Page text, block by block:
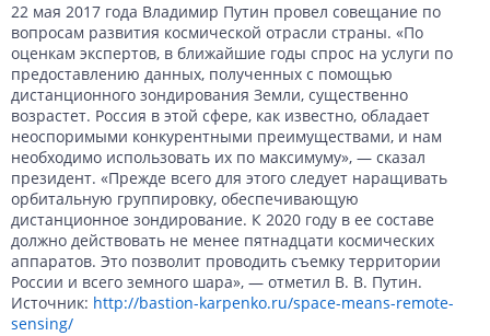
22 мая 2017 года Владимир Путин провел совещание по
вопросам развития космической отрасли страны. «По
оценкам экспертов, в ближайшие годы спрос на услуги по
предоставлению данных, полученных с помощью
дистанционного зондирования Земли, существенно
возрастет. Россия в этой сфере, как известно, обладает
неоспоримыми конкурентными преимуществами, и нам
необходимо использовать их по максимуму», — сказал
президент. «Прежде всего для этого следует наращивать
орбитальную группировку, обеспечивающую
дистанционное зондирование. К 2020 году в ее составе
должно действовать не менее пятнадцати космических
аппаратов. Это позволит проводить съемку территории
России и всего земного шара», — отметил В. В. Путин.
Источник: http://bastion-karpenko.ru/space-means-remote-
sensing/